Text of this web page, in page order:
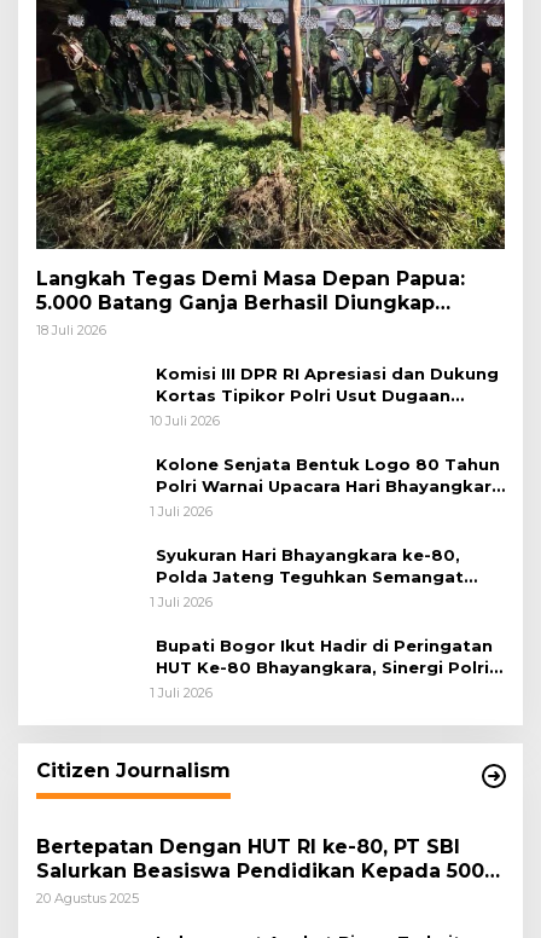
Langkah Tegas Demi Masa Depan Papua:
5.000 Batang Ganja Berhasil Diungkap
Koops TNI Habema
18 Juli 2026
Komisi III DPR RI Apresiasi dan Dukung
Kortas Tipikor Polri Usut Dugaan
Korupsi Batu Bara
10 Juli 2026
Kolone Senjata Bentuk Logo 80 Tahun
Polri Warnai Upacara Hari Bhayangkara
ke-80
1 Juli 2026
Syukuran Hari Bhayangkara ke-80,
Polda Jateng Teguhkan Semangat
Pengabdian dan Pererat Kebersamaan
1 Juli 2026
Bupati Bogor Ikut Hadir di Peringatan
HUT Ke-80 Bhayangkara, Sinergi Polri
dan Pemkab Bogor Jadi Kunci Menjaga
1 Juli 2026
Citizen Journalism
Bertepatan Dengan HUT RI ke-80, PT SBI
Salurkan Beasiswa Pendidikan Kepada 500
Pelajar
20 Agustus 2025